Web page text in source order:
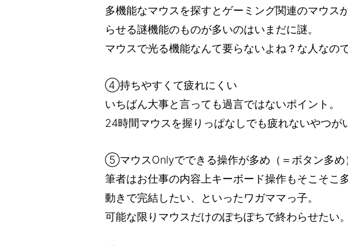
多機能なマウスを探すとゲーミング関連のマウス
らせる謎機能のものが多いのはいまだに謎。
マウスで光る機能なんて要らないよね？な人なの
④持ちやすくて疲れにくい
いちばん大事と言っても過言ではないポイント。
24時間マウスを握りっぱなしでも疲れないやつが
⑤マウスOnlyでできる操作が多め（＝ボタン多め
筆者はお仕事の内容上キーボード操作もそこそこ
動きで完結したい、といったワガママっ子。
可能な限りマウスだけのぽちぽちで終わらせたい。